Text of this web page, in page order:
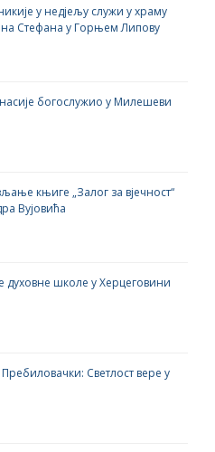
у недјељу служи у храму
Стефана у Горњем Липову
богослужио у Милешеви
књиге „Залог за вјечност“
Вујовића
духовне школе у Херцеговини
Светлост вере у